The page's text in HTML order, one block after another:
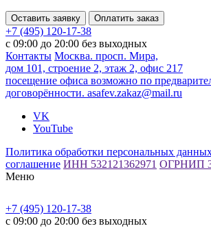
Оставить заявку Оплатить заказ
+7 (495) 120-17-38
с 09:00 до 20:00 без выходных
Контакты Москва. просп. Мира,
дом 101, строение 2, этаж 2, офис 217
посещение офиса возможно по
договорённости. asafev.zakaz@mail.ru
VK
YouTube
Политика обработки персональных
соглашение ИНН 532121362971 ОГРНИП
Меню
+7 (495) 120-17-38
с 09:00 до 20:00 без выходных